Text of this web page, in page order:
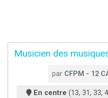
Musicien des
par CFPM - 12
En centre (13, 31, 33,